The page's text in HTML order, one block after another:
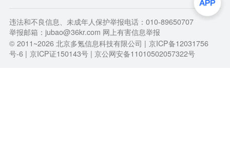
违法和不良信息、未成年人保护举报电话：010-89650707
举报邮箱：jubao@36kr.com 网上有害信息举报
© 2011~2026北京多氪信息科技有限公司 | 京ICP备12031756
号-6 | 京ICP证150143号 | 京公网安备11010502057322号